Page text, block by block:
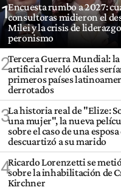
1Encuesta rumbo a 2027:
consultoras midieron el
Milei y la crisis de
peronismo
2Tercera Guerra Mundial:
artificial reveló cuáles
primeros países
derrotados
3La historia real de "Elize:
una mujer", la nueva
sobre el caso de una
descuartizó a su marido
4Ricardo Lorenzetti se
sobre la inhabilitación de
Kirchner